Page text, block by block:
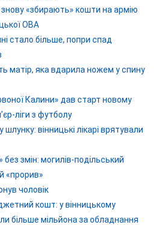
«збирають» кошти на армію
ОВА
стало більше, попри спад
матір, яка вдарила ножем у спину
Калини» дав старт новому
ліги з футболу
шлунку: вінницькі лікарі врятували
змін: могилів-подільський
«прорив»
чоловік
кошт: у вінницькому
більше мільйона за обладнання